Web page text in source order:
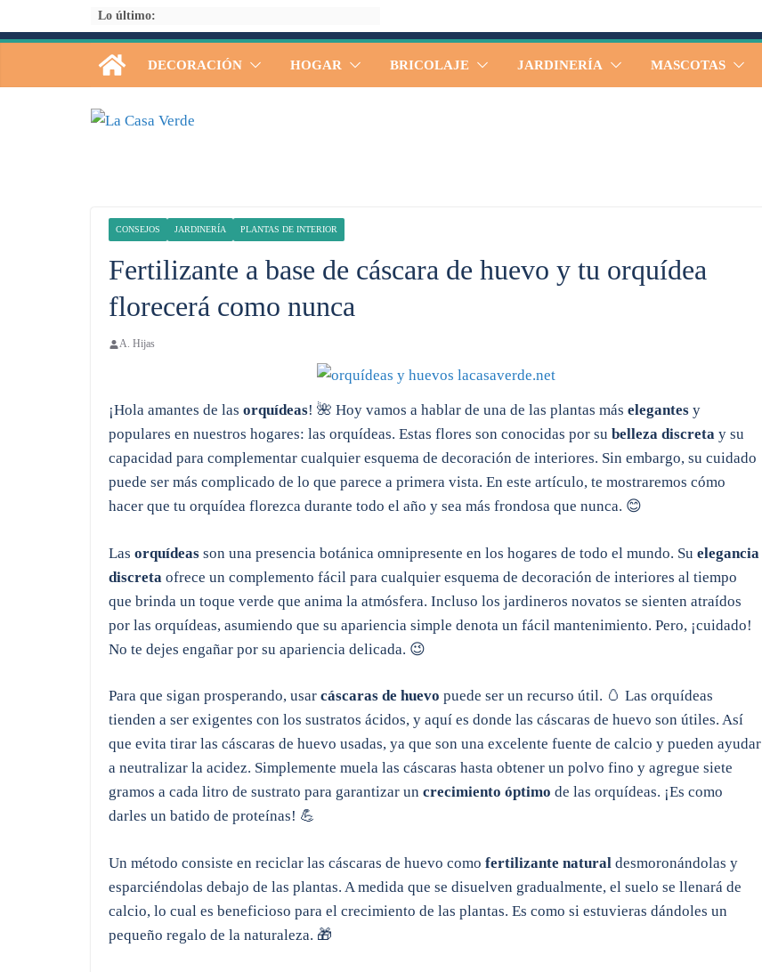
al
Lo último:
DECORACIÓN HOGAR BRICOLAJE JARDINERÍA MASCOTAS
CONSEJOS JARDINERÍA PLANTAS DE INTERIOR
Fertilizante a base de cáscara de huevo y tu orquídea
florecerá como nunca
A. Hijas
¡Hola amantes de las orquídeas! 🌺 Hoy vamos a hablar de una de las plantas más elegantes y
populares en nuestros hogares: las orquídeas. Estas flores son conocidas por su belleza discreta y su
capacidad para complementar cualquier esquema de decoración de interiores. Sin embargo, su cuidado
puede ser más complicado de lo que parece a primera vista. En este artículo, te mostraremos cómo
hacer que tu orquídea florezca durante todo el año y sea más frondosa que nunca. 😊
Las orquídeas son una presencia botánica omnipresente en los hogares de todo el mundo. Su elegancia
discreta ofrece un complemento fácil para cualquier esquema de decoración de interiores al tiempo
que brinda un toque verde que anima la atmósfera. Incluso los jardineros novatos se sienten atraídos
por las orquídeas, asumiendo que su apariencia simple denota un fácil mantenimiento. Pero, ¡cuidado!
No te dejes engañar por su apariencia delicada. 😉
Para que sigan prosperando, usar cáscaras de huevo puede ser un recurso útil. 🥚 Las orquídeas
tienden a ser exigentes con los sustratos ácidos, y aquí es donde las cáscaras de huevo son útiles. Así
que evita tirar las cáscaras de huevo usadas, ya que son una excelente fuente de calcio y pueden ayudar
a neutralizar la acidez. Simplemente muela las cáscaras hasta obtener un polvo fino y agregue siete
gramos a cada litro de sustrato para garantizar un crecimiento óptimo de las orquídeas. ¡Es como
darles un batido de proteínas! 💪
Un método consiste en reciclar las cáscaras de huevo como fertilizante natural desmoronándolas y
esparciéndolas debajo de las plantas. A medida que se disuelven gradualmente, el suelo se llenará de
calcio, lo cual es beneficioso para el crecimiento de las plantas. Es como si estuvieras dándoles un
pequeño regalo de la naturaleza. 🎁